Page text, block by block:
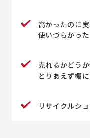
高かったのに
使いづらかった
売れるかどう
とりあえず棚
リサイクルシ